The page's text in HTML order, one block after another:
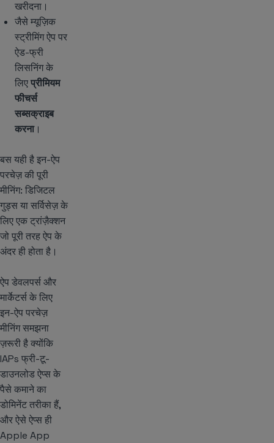
खरीदना।
जैसे म्यूज़िक
स्ट्रीमिंग ऐप पर
ऐड-फ्री
लिसनिंग के
लिएप्रीमियम
फीचर्स
सब्सक्राइब
करना।
बस यही है इन-ऐप
परचेज़ की पूरी
मीनिंग: डिजिटल
गुड्स या सर्विसेज़ के
लिए एक ट्रांज़ैक्शन
जो पूरी तरह ऐप के
अंदर ही होता है।
ऐप डेवलपर्स और
मार्केटर्स के लिए
इन-ऐप परचेज़
मीनिंग समझना
ज़रूरी है क्योंकि
IAPs फ्री-टू-
डाउनलोड ऐप्स के
पैसे कमाने का
डोमिनेंट तरीका हैं,
और ऐसे ऐप्स ही
Apple App